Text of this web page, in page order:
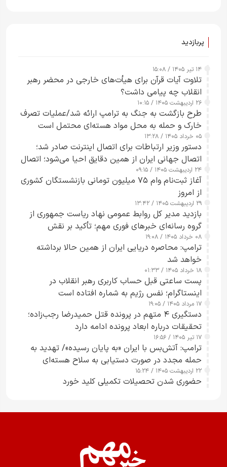
پربازدید
۱۴ تیر ۱۴۰۵ / ۱۵:۰۸
تلاوت آیات قرآن برای هیأت‌های خارجی در محضر رهبر
انقلاب چه پیامی داشت؟
۲۶ اردیبهشت ۱۴۰۵ / ۱۰:۱۵
طرح‌ بازگشت به جنگ به ترامپ ارائه شد/عملیات تصرف
خارک و حمله به محل مواد هسته‌ای محتمل است
۰۵ خرداد ۱۴۰۵ / ۱۳:۲۸
دستور وزیر ارتباطات برای اتصال اینترنت صادر شد؛
اتصال جهانی ایران از همین دقایق احیا می‌شود؛ اتصال
کامل مردم تا ۲۴ ساعت آینده
۲۴ اردیبهشت ۱۴۰۵ / ۰۹:۱۵
آغاز ثبت‌نام وام ۷۵ میلیون تومانی بازنشستگان کشوری
از امروز
۲۹ اردیبهشت ۱۴۰۵ / ۱۳:۴۲
بازدید مدیر کل روابط عمومی نهاد ریاست جمهوری از
گروه رسانه‌ای خبرهای فوری مهم؛ تأکید بر نقش
رسانه‌های هوشمند و مسئول در ارتقای آگاهی عمومی
۰۸ خرداد ۱۴۰۵ / ۱۹:۰۸
ترامپ: محاصره دریایی ایران از همین حالا برداشته
خواهد شد
۱۸ خرداد ۱۴۰۵ / ۰۱:۳۳
پست ساعتی قبل حساب کاربری رهبر انقلاب در
اینستاگرام؛ نفس رژیم به شماره افتاده است​
۱۷ مرداد ۱۴۰۵ / ۱۹:۰۵
دستگیری ۴ متهم در پرونده قتل حمیدرضا رجب‌زاده؛
تحقیقات درباره ابعاد پرونده ادامه دارد
۱۷ تیر ۱۴۰۵ / ۱۶:۵۶
ترامپ: آتش‌بس با ایران «به پایان رسیده»/ تهدید به
حمله مجدد در صورت دستیابی به سلاح هسته‌ای
۲۲ اردیبهشت ۱۴۰۵ / ۱۵:۲۴
حضوری شدن تحصیلات تکمیلی کلید خورد